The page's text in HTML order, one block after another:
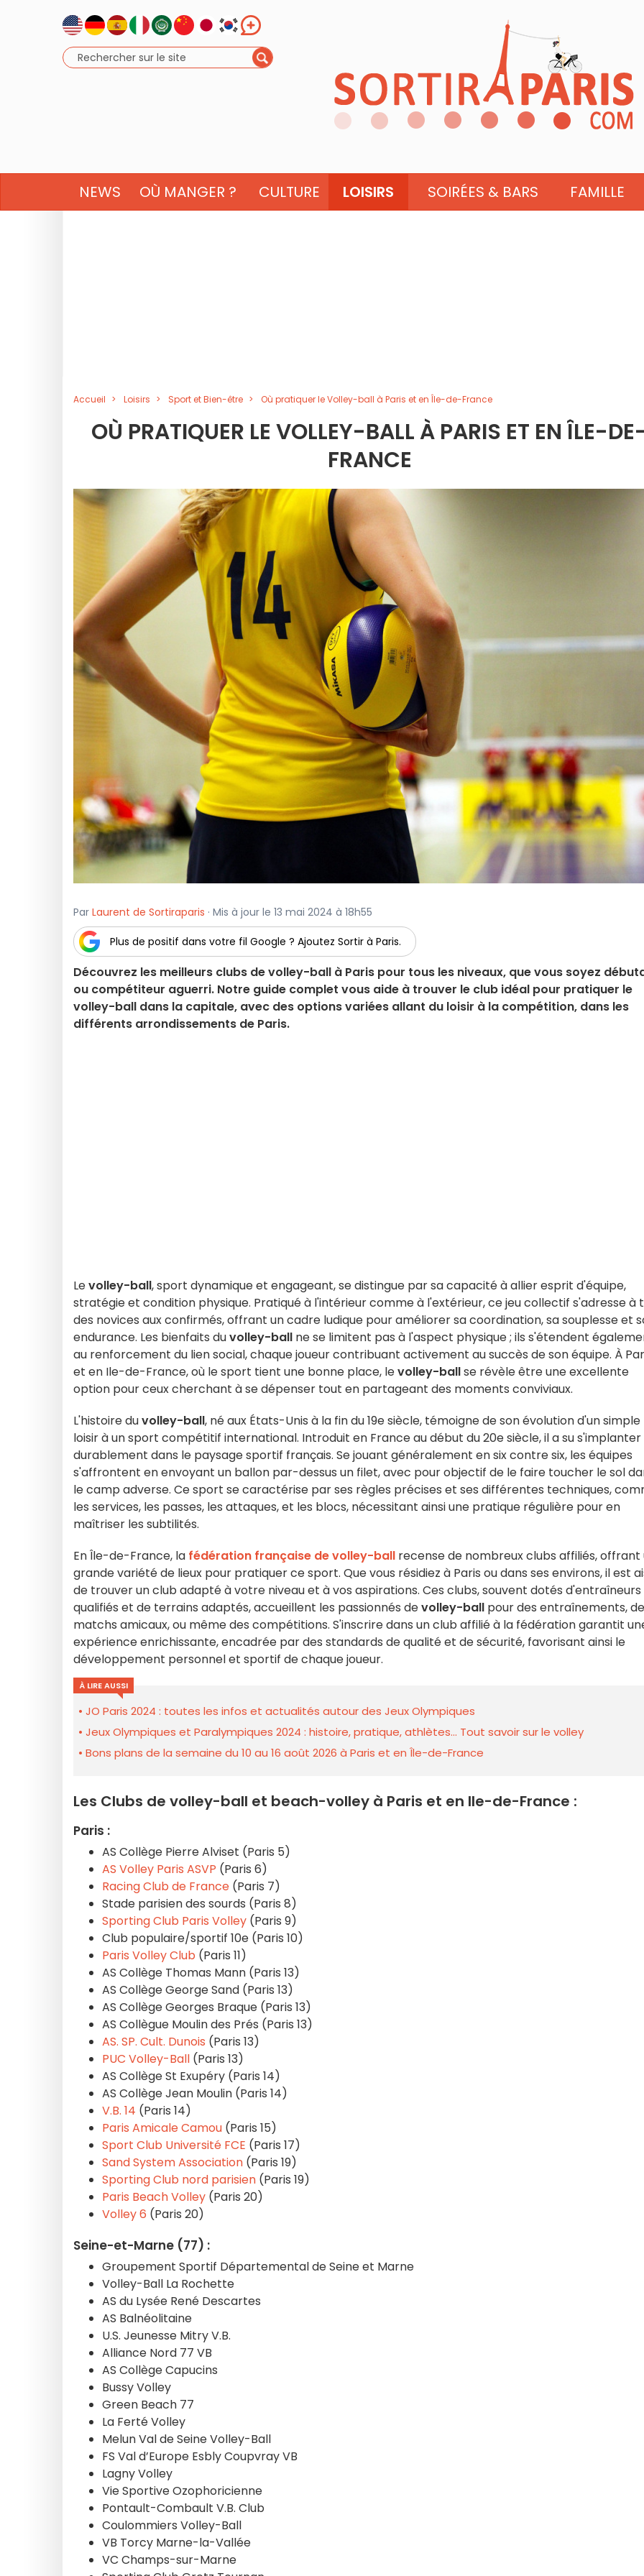
NEWS OÙ MANGER ? CULTURE LOISIRS SOIRÉES & BARS FAMILLE
Accueil Loisirs Sport et Bien-être Où pratiquer le Volley-ball à Paris et en Île-de-France
OÙ PRATIQUER LE VOLLEY-BALL À PARIS ET EN ÎLE-
FRANCE
Par Laurent de Sortiraparis · Mis à jour le 13 mai 2024 à 18h55
Plus de positif dans votre fil Google ? Ajoutez Sortir à Paris.
Découvrez les meilleurs clubs de volley-ball à Paris pour tous les niveaux, que vous soyez
ou compétiteur aguerri. Notre guide complet vous aide à trouver le club idéal pour pratiquer le
volley-ball dans la capitale, avec des options variées allant du loisir à la compétition, dans les
différents arrondissements de Paris.
Levolley-ball, sport dynamique et engageant, se distingue par sa capacité à allier esprit d'équipe,
stratégie et condition physique. Pratiqué à l'intérieur comme à l'extérieur, ce jeu collectif s'adresse à
des novices aux confirmés, offrant un cadre ludique pour améliorer sa coordination, sa souplesse et
endurance. Les bienfaits duvolley-ball ne se limitent pas à l'aspect physique ; ils s'étendent
au renforcement du lien social, chaque joueur contribuant activement au succès de son équipe. À
et en Ile-de-France, où le sport tient une bonne place, levolley-ballse révèle être une excellente
option pour ceux cherchant à se dépenser tout en partageant des moments conviviaux.
L'histoire duvolley-ball, né aux États-Unis à la fin du 19e siècle, témoigne de son évolution d'un simple
loisir à un sport compétitif international. Introduit en France au début du 20e siècle, il a su s'implanter
durablement dans le paysage sportif français. Se jouant généralement en six contre six, les équipes
s'affrontent en envoyant un ballon par-dessus un filet, avec pour objectif de le faire toucher le sol
le camp adverse. Ce sport se caractérise par ses règles précises et ses différentes techniques,
les services, les passes, les attaques, et les blocs, nécessitant ainsi une pratique régulière pour en
maîtriser les subtilités.
En Île-de-France, la fédération française de volley-ball recense de nombreux clubs affiliés, offrant
grande variété de lieux pour pratiquer ce sport. Que vous résidiez à Paris ou dans ses environs, il est
de trouver un club adapté à votre niveau et à vos aspirations. Ces clubs, souvent dotés d'entraîneurs
qualifiés et de terrains adaptés, accueillent les passionnés devolley-ball pour des entraînements,
matchs amicaux, ou même des compétitions. S'inscrire dans un club affilié à la fédération garantit
expérience enrichissante, encadrée par des standards de qualité et de sécurité, favorisant ainsi le
développement personnel et sportif de chaque joueur.
À LIRE AUSSI
JO Paris 2024 : toutes les infos et actualités autour des Jeux Olympiques
Jeux Olympiques et Paralympiques 2024 : histoire, pratique, athlètes... Tout savoir sur le volley
Bons plans de la semaine du 10 au 16 août 2026 à Paris et en Île-de-France
Les Clubs de volley-ball et beach-volley à Paris et en Ile-de-France :
Paris :
AS Collège Pierre Alviset (Paris 5)
AS Volley Paris ASVP (Paris 6)
Racing Club de France (Paris 7)
Stade parisien des sourds (Paris 8)
Sporting Club Paris Volley (Paris 9)
Club populaire/sportif 10e (Paris 10)
Paris Volley Club (Paris 11)
AS Collège Thomas Mann (Paris 13)
AS Collège George Sand (Paris 13)
AS Collège Georges Braque (Paris 13)
AS Collègue Moulin des Prés (Paris 13)
AS. SP. Cult. Dunois (Paris 13)
PUC Volley-Ball (Paris 13)
AS Collège St Exupéry (Paris 14)
AS Collège Jean Moulin (Paris 14)
V.B. 14 (Paris 14)
Paris Amicale Camou (Paris 15)
Sport Club Université FCE (Paris 17)
Sand System Association (Paris 19)
Sporting Club nord parisien (Paris 19)
Paris Beach Volley (Paris 20)
Volley 6 (Paris 20)
Seine-et-Marne (77) :
Groupement Sportif Départemental de Seine et Marne
Volley-Ball La Rochette
AS du Lysée René Descartes
AS Balnéolitaine
U.S. Jeunesse Mitry V.B.
Alliance Nord 77 VB
AS Collège Capucins
Bussy Volley
Green Beach 77
La Ferté Volley
Melun Val de Seine Volley-Ball
FS Val d’Europe Esbly Coupvray VB
Lagny Volley
Vie Sportive Ozophoricienne
Pontault-Combault V.B. Club
Coulommiers Volley-Ball
VB Torcy Marne-la-Vallée
VC Champs-sur-Marne